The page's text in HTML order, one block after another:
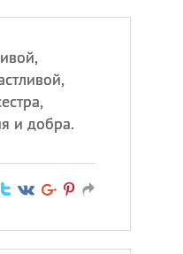
и добра.